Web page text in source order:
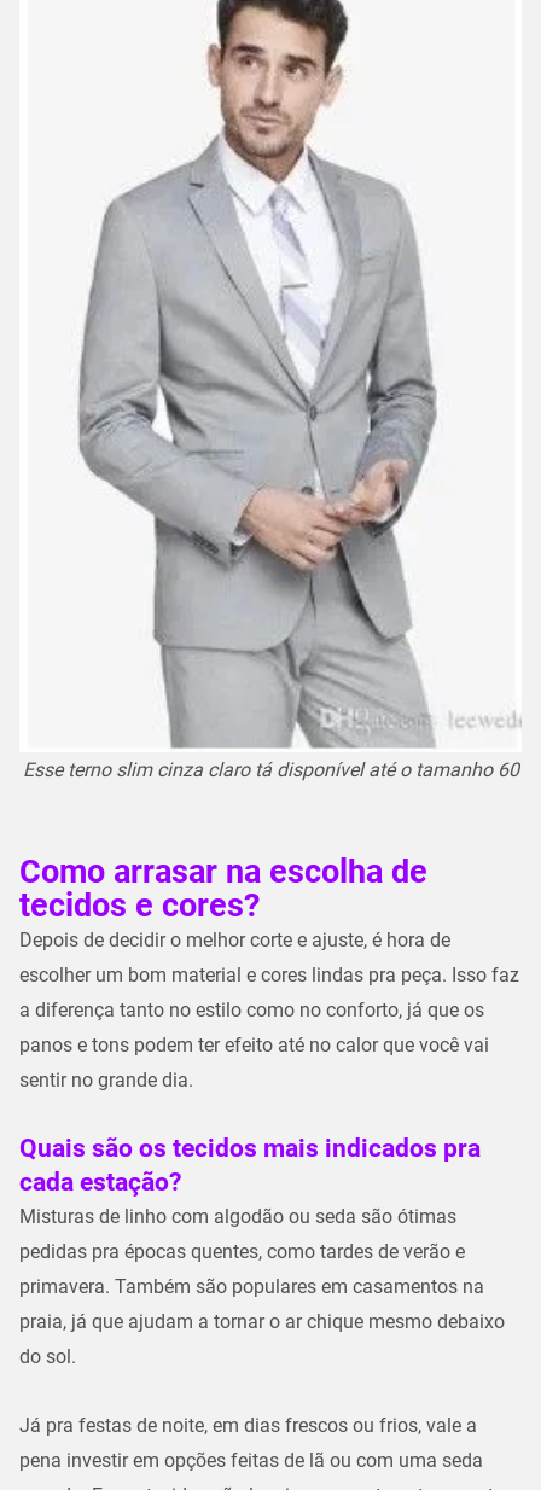
Esse terno slim cinza claro tá disponível até o tamanho 60
Como arrasar na escolha de
tecidos e cores?
Depois de decidir o melhor corte e ajuste, é hora de
escolher um bom material e cores lindas pra peça. Isso faz
a diferença tanto no estilo como no conforto, já que os
panos e tons podem ter efeito até no calor que você vai
sentir no grande dia.
Quais são os tecidos mais indicados pra
cada estação?
Misturas de linho com algodão ou seda são ótimas
pedidas pra épocas quentes, como tardes de verão e
primavera. Também são populares em casamentos na
praia, já que ajudam a tornar o ar chique mesmo debaixo
do sol.
Já pra festas de noite, em dias frescos ou frios, vale a
pena investir em opções feitas de lã ou com uma seda